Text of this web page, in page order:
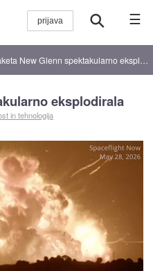
☰
New Glenn spektakularno eksplodirala
eksplodirala
in tehnologija